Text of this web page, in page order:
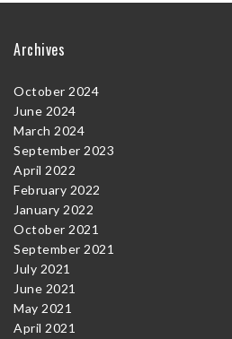
Archives
October 2024
June 2024
March 2024
September 2023
April 2022
February 2022
January 2022
October 2021
September 2021
July 2021
June 2021
May 2021
April 2021